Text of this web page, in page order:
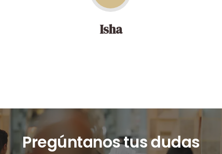
Isha
Pregúntanos tus dudas